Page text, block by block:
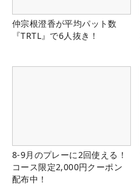
仲宗根澄香が平均パット数
『TRTL』で6人抜き！
8-9月のプレーに2回使える！
コース限定2,000円クーポン
配布中！